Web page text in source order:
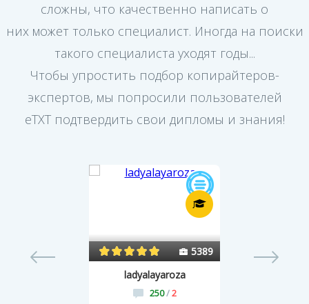
сложны, что качественно написать о
них может только специалист. Иногда на поиски
такого специалиста уходят годы...
Чтобы упростить подбор копирайтеров-
экспертов, мы попросили пользователей
еТХТ подтвердить свои дипломы и знания!
5389
ladyalayaroza
250/2